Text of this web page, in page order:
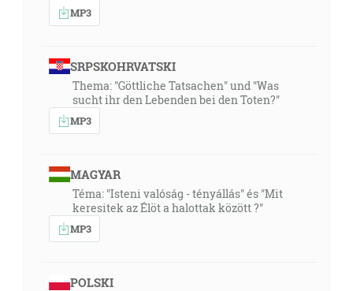
MP3
SRPSKOHRVATSKI
Thema: "Göttliche Tatsachen" und "Was
sucht ihr den Lebenden bei den Toten?"
MP3
MAGYAR
Téma: "Isteni valóság - tényállás" és "Mit
keresitek az Élöt a halottak között ?"
MP3
POLSKI